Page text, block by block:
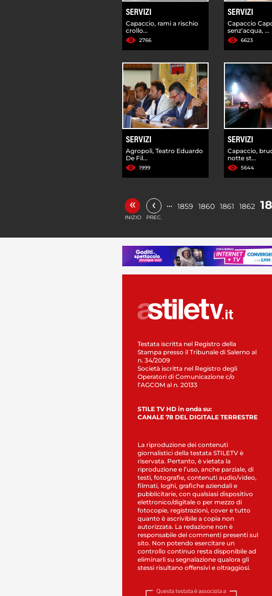
SERVIZI
Capaccio, rami a rischio
crollo...
2766
SERVIZI
Capaccio
senz’acqua, ...
6623
SERVIZI
Agropoli, Teatro Eduardo
De Fil...
1999
SERVIZI
Capaccio,
notte st...
5644
«
INIZIO
‹
PREC.
… 1859 1860 1861 1862
Testata iscritta nel Registro della
Stampa presso il Tribunale di Salerno al
n. 34/2009
Società iscritta nel Registro degli
Operatori di Comunicazione c/o
l’AGCOM al n. 20133
STILE TV HD in onda su:
CANALE 78 DEL DIGITALE TERRESTRE
La riproduzione dei contenuti
giornalistici della testata STILETV è
riservata. Pertanto, è vietata la
riproduzione e l’uso, anche parziale, di
testi, fotografie, contenuti audio/video,
filmati, loghi, grafiche aziendali e
pubblicitarie, con qualsiasi dispositivo
elettronico/digitale o per mezzo di
fotocopie, registrazioni, cover e tutto
quanto è ascrivibile a copia non
autorizzata. La redazione non è
responsabile dei commenti presenti sul
sito. Non potendo esercitare un
controllo continuo resta disponibile ad
eliminarli su segnalazione qualora gli
stessi risultano offensivi e oltraggiosi.